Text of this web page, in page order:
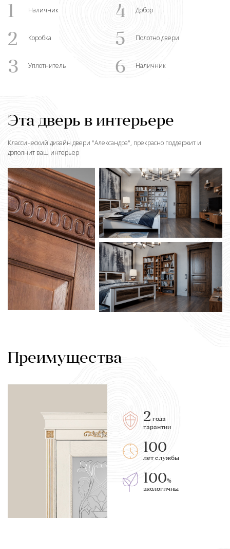
1 Наличник 4 Добор
2 Коробка 5 Полотно двери
3 Уплотнитель 6 Наличник
Эта дверь в интерьере
Классический дизайн двери "Александра", прекрасно поддержит и
дополнит ваш интерьер
Преимущества
2 года
гарантии
100
лет службы
100%
экологичны